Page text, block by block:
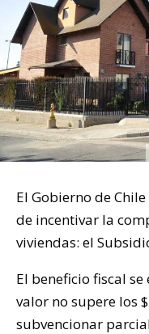
El Gobierno de
de incentivar la
viviendas: el
El beneficio fiscal
valor no supere los
subvencionar